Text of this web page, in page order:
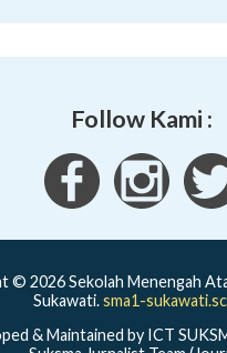
Follow Kami :
© 2026 Sekolah Menengah
Sukawati.sma1-
& Maintained by ICT